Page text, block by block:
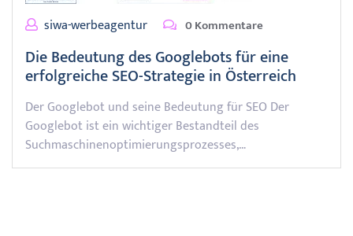
siwa-werbeagentur 0 Kommentare
Die Bedeutung des Googlebots für eine
erfolgreiche SEO-Strategie in Österreich
Der Googlebot und seine Bedeutung für SEO Der
Googlebot ist ein wichtiger Bestandteil des
Suchmaschinenoptimierungsprozesses,…